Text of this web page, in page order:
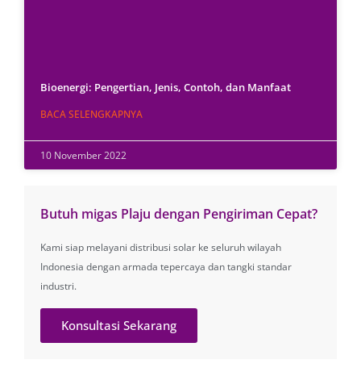
Bioenergi: Pengertian, Jenis, Contoh, dan Manfaat
BACA SELENGKAPNYA
10 November 2022
Butuh migas Plaju dengan Pengiriman Cepat?
Kami siap melayani distribusi solar ke seluruh wilayah
Indonesia dengan armada tepercaya dan tangki standar
industri.
Konsultasi Sekarang